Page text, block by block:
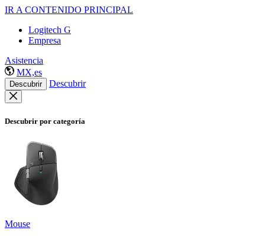
IR A CONTENIDO PRINCIPAL
Logitech G
Empresa
Asistencia
MX,es
Descubrir Descubrir
Descubrir por categoría
Mouse